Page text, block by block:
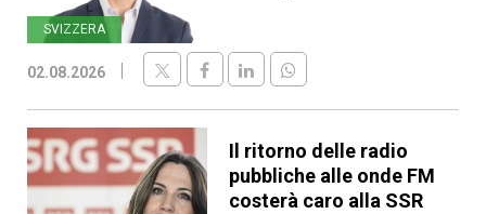
SVIZZERA
02.08.2026
Il ritorno delle radio
pubbliche alle onde FM
costerà caro alla SSR